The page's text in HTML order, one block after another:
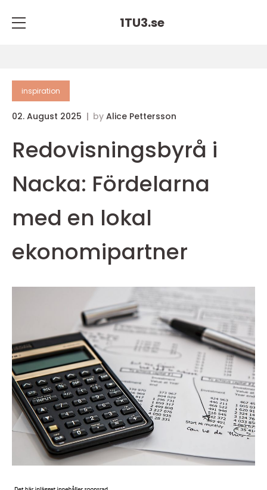
1TU3.se
inspiration
02. August 2025 by Alice Pettersson
Redovisningsbyrå i
Nacka: Fördelarna
med en lokal
ekonomipartner